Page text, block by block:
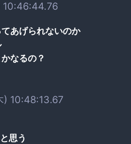
あげられないのか
なるの？
) 10:48:13.67
思う